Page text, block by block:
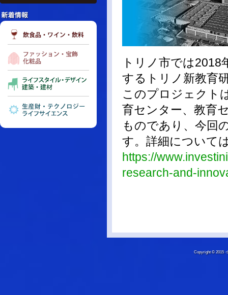
トリノ市では2018
するトリノ新教育
このプロジェクト
育センター、教育
ものであり、今回
す。詳細について
https://
research-and-
Copyright © 2015